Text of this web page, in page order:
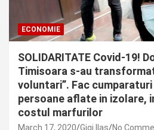
ECONOMIE
SOLIDARITATE Covid-19!
Timisoara s-au
voluntari”. Fac
persoane aflate in izolare,
costul marfurilor
March 17, 2020 Gigi Ilas No